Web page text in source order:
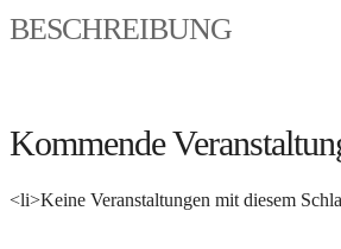
BESCHREIBUNG
Kommende
<li>Keine Veranstaltungen mit diesem